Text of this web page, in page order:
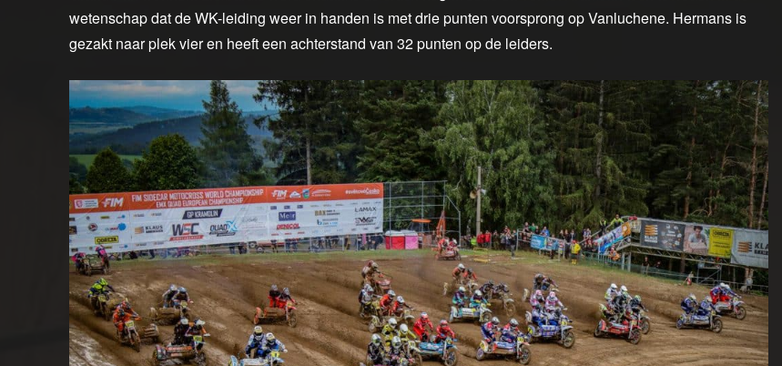
wetenschap dat de WK-leiding weer in handen is met drie punten voorsprong op Vanluchene. Hermans is
gezakt naar plek vier en heeft een achterstand van 32 punten op de leiders.